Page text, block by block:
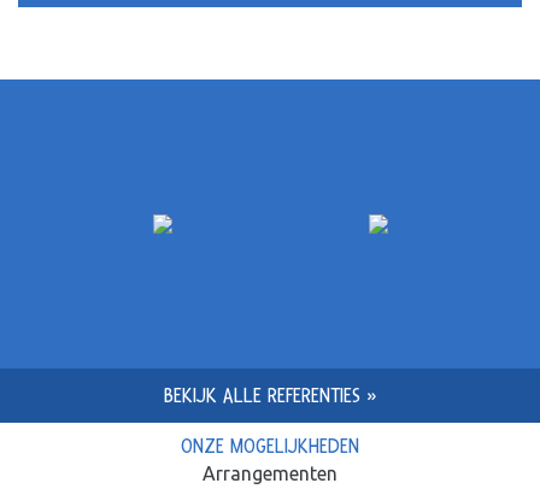
BEKIJK ALLE REFERENTIES »
ONZE MOGELIJKHEDEN
Arrangementen